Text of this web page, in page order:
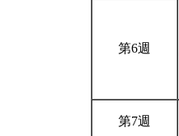
第6週
第7週